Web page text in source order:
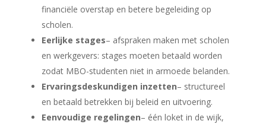
financiële overstap en betere begeleiding op
scholen.
Eerlijke stages– afspraken maken met scholen
en werkgevers: stages moeten betaald worden
zodat MBO-studenten niet in armoede belanden.
Ervaringsdeskundigen inzetten– structureel
en betaald betrekken bij beleid en uitvoering.
Eenvoudige regelingen– één loket in de wijk,